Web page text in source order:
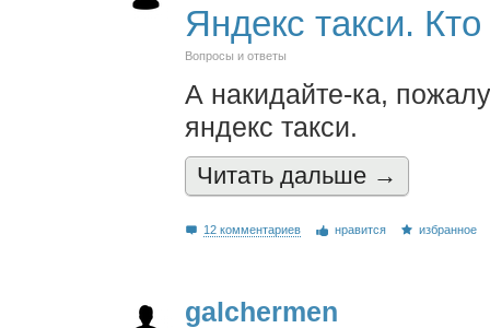
Яндекс такси.
Вопросы и ответы
А накидайте-ка,
яндекс такси.
Читать дальшe →
12 комментариев нравится избранное
galchermen